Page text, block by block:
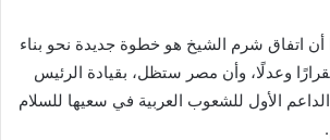
أن اتفاق شرم الشيخ هو خطوة جديدة نحو بناء
وعدلًا، وأن مصر ستظل، بقيادة الرئيس
الأول للشعوب العربية في سعيها للسلام